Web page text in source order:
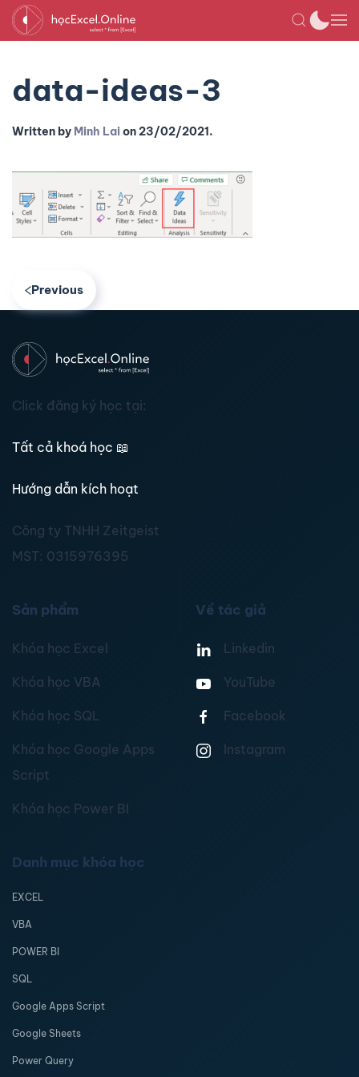
data-ideas-3
Written by Minh Laion23/02/2021.
Previous
Click đăng ký học tại:
Tất cả khoá học 📖
Hướng dẫn kích hoạt
Công ty TNHH Zeitgeist
MST: 0315976395
Sản phẩm
Khóa học Excel
Khóa học VBA
Khóa học SQL
Khóa học Google Apps
Script
Khóa học Power BI
Về tác giả
Linkedin
YouTube
Facebook
Instagram
Danh mục khóa học
EXCEL
VBA
POWER BI
SQL
Google Apps Script
Google Sheets
Power Query